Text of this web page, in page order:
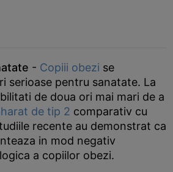
- Copiii obezi se
serioase pentru sanatate. La
de doua ori mai mari de a
de tip 2 comparativ cu
recente au demonstrat ca
in mod negativ
a copiilor obezi.